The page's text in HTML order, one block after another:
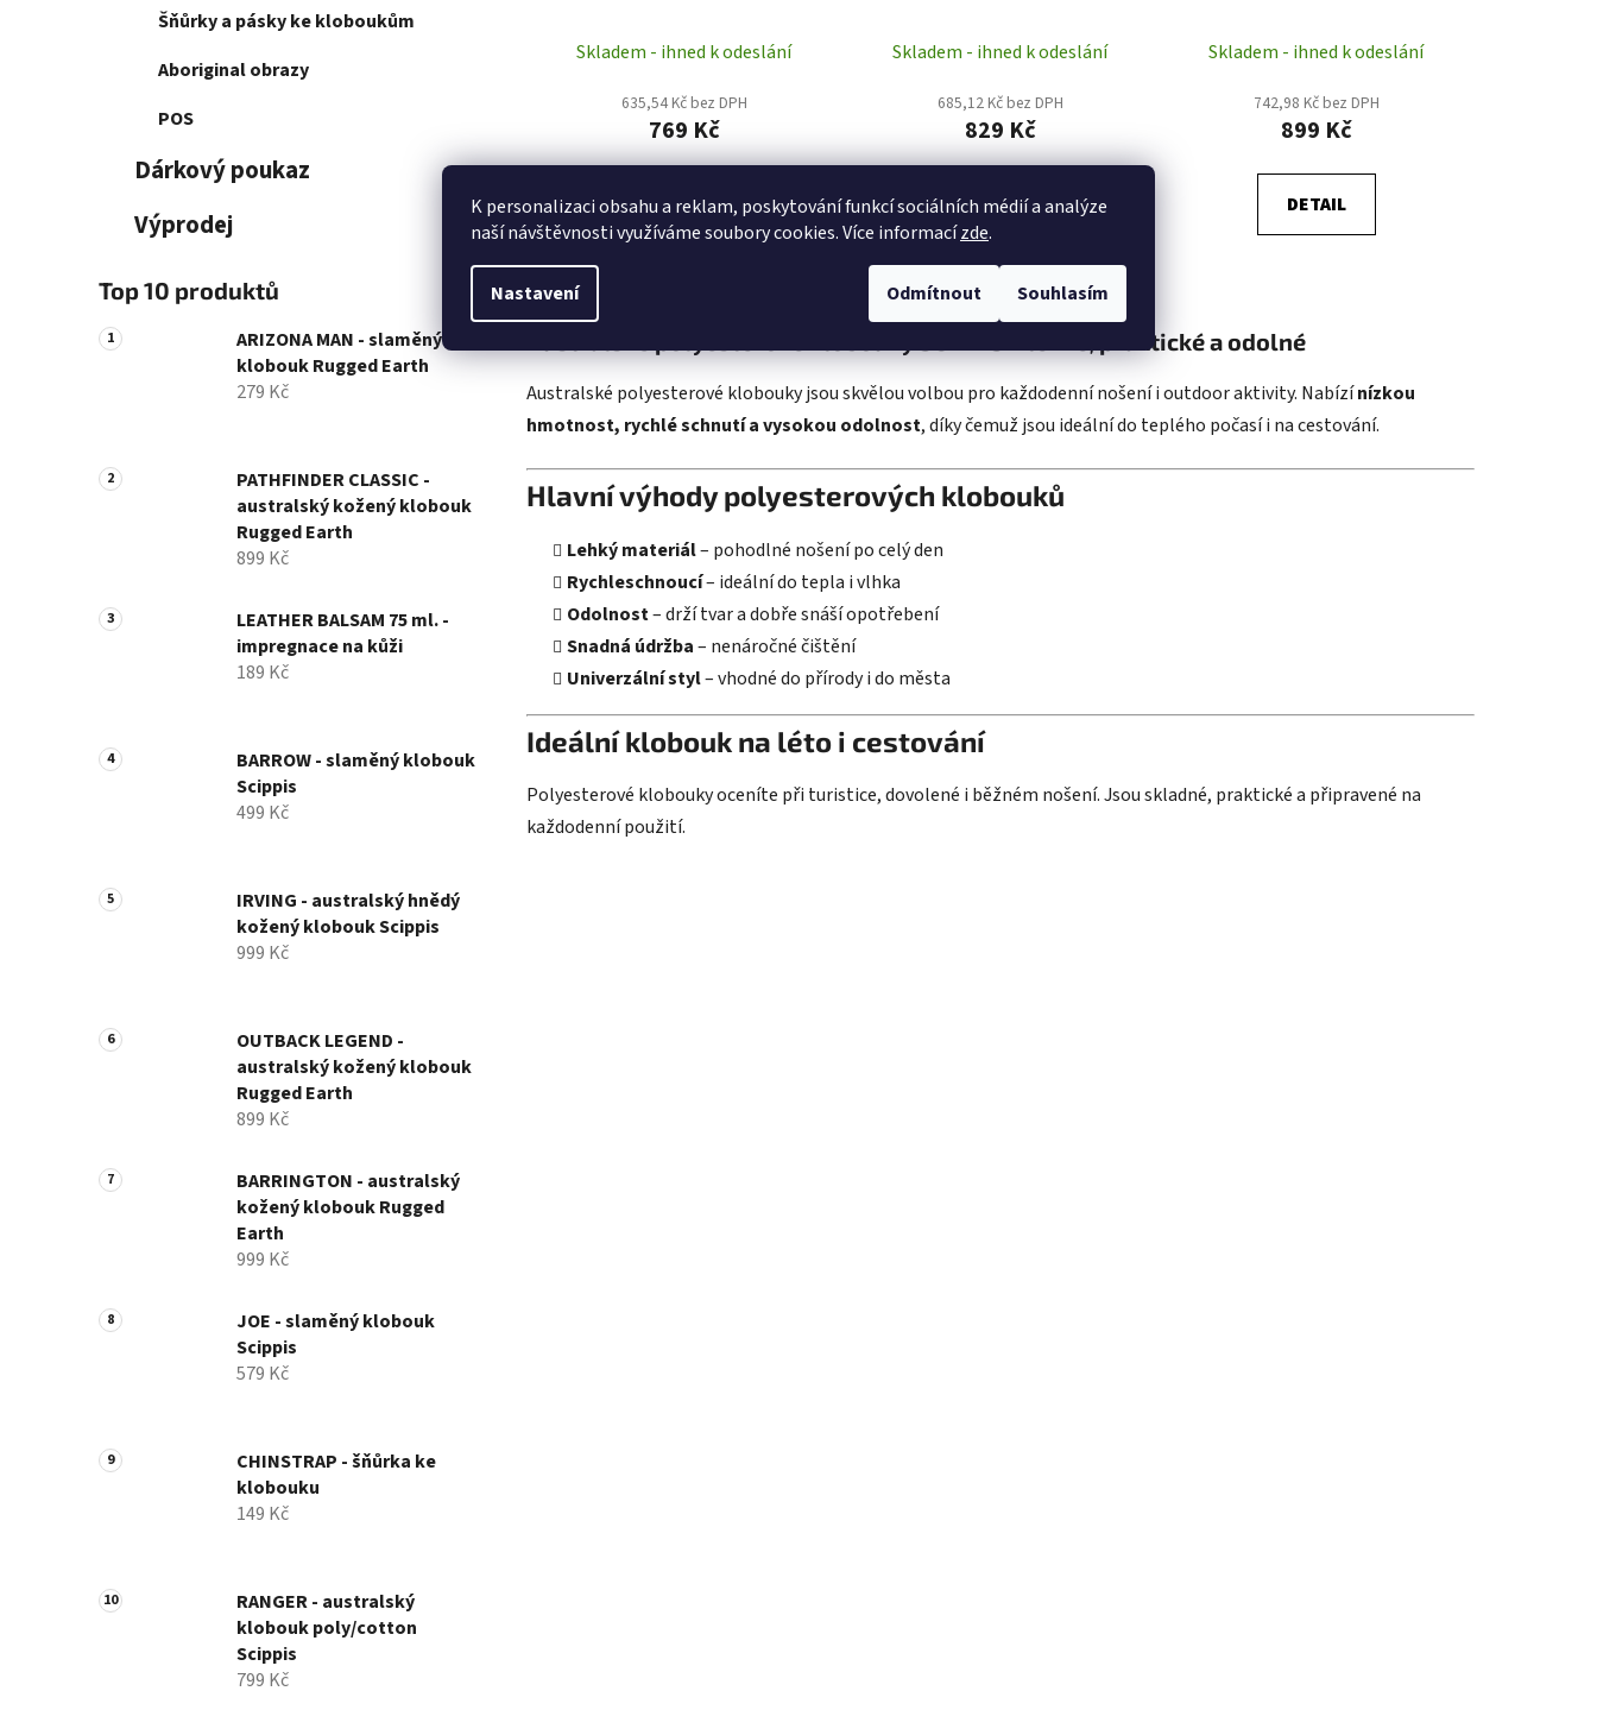
K personalizaci obsahu a reklam, poskytování funkcí sociálních médií a analýze
naší návštěvnosti využíváme soubory cookies. Více informacízde.
Nastavení Odmítnout Souhlasím
Šňůrky a pásky ke kloboukům
Aboriginal obrazy
POS
Dárkový poukaz
Výprodej
Top 10 produktů
ARIZONA MAN - slaměný
klobouk Rugged Earth
279 Kč
PATHFINDER CLASSIC -
australský kožený klobouk
Rugged Earth
899 Kč
LEATHER BALSAM 75 ml. -
impregnace na kůži
189 Kč
BARROW - slaměný klobouk
Scippis
499 Kč
IRVING - australský hnědý
kožený klobouk Scippis
999 Kč
OUTBACK LEGEND -
australský kožený klobouk
Rugged Earth
899 Kč
BARRINGTON - australský
kožený klobouk Rugged
Earth
999 Kč
JOE - slaměný klobouk
Scippis
579 Kč
CHINSTRAP - šňůrka ke
klobouku
149 Kč
RANGER - australský
klobouk poly/cotton
Scippis
799 Kč
Skladem - ihned k odeslání
635,54 Kč bez DPH
769 Kč
DETAIL
Skladem - ihned k odeslání
685,12 Kč bez DPH
829 Kč
DETAIL
Skladem - ihned k odeslání
742,98 Kč bez DPH
899 Kč
DETAIL
v
l
d
a
p
i
Australské polyesterové klobouky SCIPPIS – lehké, praktické a odolné
Australské polyesterové klobouky jsou skvělou volbou pro každodenní nošení i outdoor aktivity. Nabízínízkou
hmotnost, rychlé schnutí a vysokou odolnost, díky čemuž jsou ideální do teplého počasí i na cestování.
Hlavní výhody polyesterových klobouků
Lehký materiál– pohodlné nošení po celý den
Rychleschnoucí– ideální do tepla i vlhka
Odolnost– drží tvar a dobře snáší opotřebení
Snadná údržba– nenáročné čištění
Univerzální styl– vhodné do přírody i do města
Ideální klobouk na léto i cestování
Polyesterové klobouky oceníte při turistice, dovolené i běžném nošení. Jsou skladné, praktické a připravené na
každodenní použití.